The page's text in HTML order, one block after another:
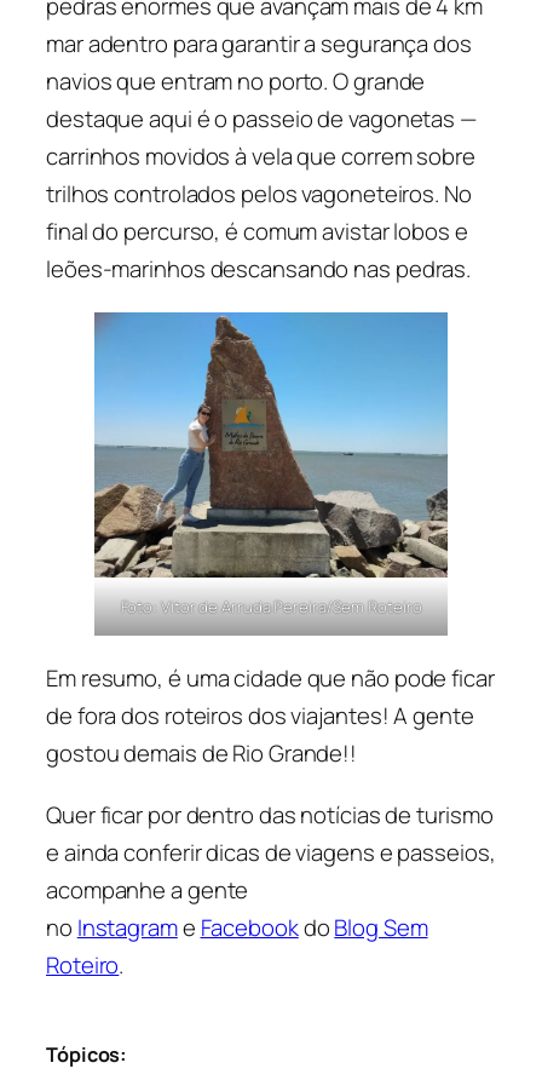
pedras enormes que avançam mais de 4 km
mar adentro para garantir a segurança dos
navios que entram no porto. O grande
destaque aqui é o passeio de vagonetas —
carrinhos movidos à vela que correm sobre
trilhos controlados pelos vagoneteiros. No
final do percurso, é comum avistar lobos e
leões-marinhos descansando nas pedras.
Foto: Vitor de Arruda Pereira/Sem Roteiro
Em resumo, é uma cidade que não pode ficar
de fora dos roteiros dos viajantes! A gente
gostou demais de Rio Grande!!
Quer ficar por dentro das notícias de turismo
e ainda conferir dicas de viagens e passeios,
acompanhe a gente
no Instagrame FacebookdoBlog Sem
Roteiro.
Tópicos: